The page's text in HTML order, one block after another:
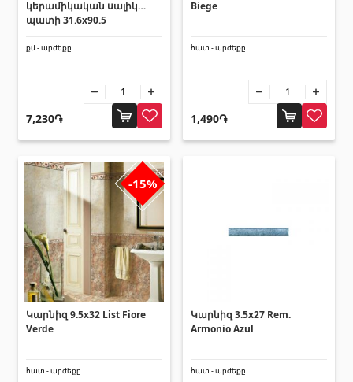
Լողավազանի աստիճաններ(2)
Լողավազանի ֆիլտրացիոն համակարգեր
Խողովակներ և թիթեղներ
Կլոր մետաղական խողովակներ
Ցինկապատ թիթեղներ
PVC խողովակներ և կցամասեր(46)
Բոլորը
Սալիկների եզրաձողեր
Սալիկի անկյունակներ
(49)
կերամիկական սալիկ
պատի 31.6x90.5
քմ - արժեքը
7,230֏
Biege
հատ - արժեքը
1,490֏
-15%
Կարնիզ 9.5x32 List Fiore
Verde
հատ - արժեքը
Կարնիզ 3.5x27 Rem.
Armonio Azul
հատ - արժեքը